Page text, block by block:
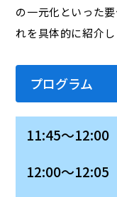
の一元化といった
れを具体的に紹介し
プログラム
11:45～
12:00～12:05